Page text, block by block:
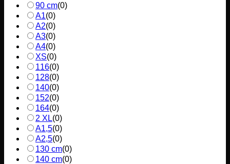
90 cm(0)
A1(0)
A2(0)
A3(0)
A4(0)
XS(0)
116(0)
128(0)
140(0)
152(0)
164(0)
2 XL(0)
A1,5(0)
A2,5(0)
130 cm(0)
140 cm(0)